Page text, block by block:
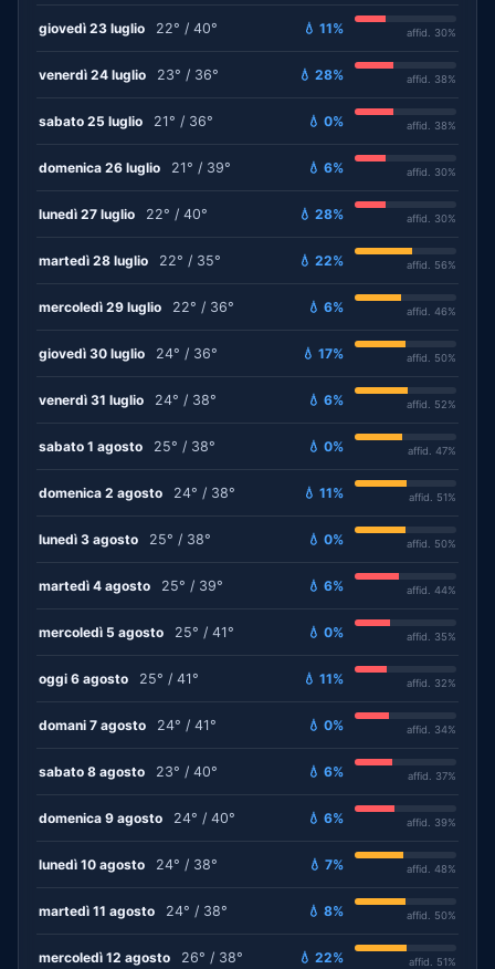
giovedì 23 luglio 22° / 40° 💧 11% affid. 30%
venerdì 24 luglio 23° / 36° 💧 28% affid. 38%
sabato 25 luglio 21° / 36° 💧 0% affid. 38%
domenica 26 luglio 21° / 39° 💧 6% affid. 30%
lunedì 27 luglio 22° / 40° 💧 28% affid. 30%
martedì 28 luglio 22° / 35° 💧 22% affid. 56%
mercoledì 29 luglio 22° / 36° 💧 6% affid. 46%
giovedì 30 luglio 24° / 36° 💧 17% affid. 50%
venerdì 31 luglio 24° / 38° 💧 6% affid. 52%
sabato 1 agosto 25° / 38° 💧 0% affid. 47%
domenica 2 agosto 24° / 38° 💧 11% affid. 51%
lunedì 3 agosto 25° / 38° 💧 0% affid. 50%
martedì 4 agosto 25° / 39° 💧 6% affid. 44%
mercoledì 5 agosto 25° / 41° 💧 0% affid. 35%
oggi 6 agosto 25° / 41° 💧 11% affid. 32%
domani 7 agosto 24° / 41° 💧 0% affid. 34%
sabato 8 agosto 23° / 40° 💧 6% affid. 37%
domenica 9 agosto 24° / 40° 💧 6% affid. 39%
lunedì 10 agosto 24° / 38° 💧 7% affid. 48%
martedì 11 agosto 24° / 38° 💧 8% affid. 50%
mercoledì 12 agosto 26° / 38° 💧 22% affid. 51%